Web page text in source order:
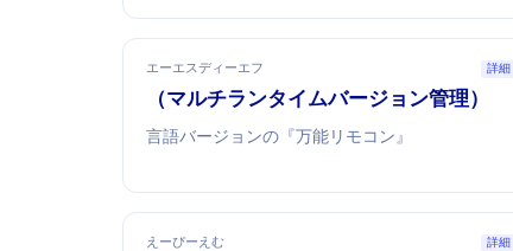
エーエスディーエフ 詳細
asdf（マルチランタイムバージョン管理）
言語バージョンの『万能リモコン』
えーぴーえむ 詳細